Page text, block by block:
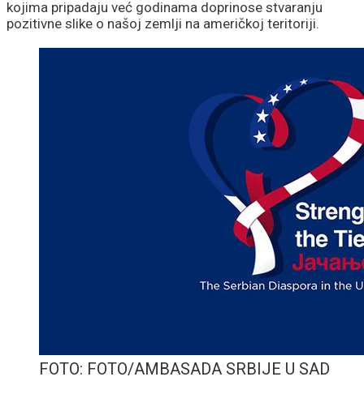
kojima pripadaju već godinama doprinose stvaranju
pozitivne slike o našoj zemlji na američkoj teritoriji.
FOTO: FOTO/AMBASADA SRBIJE U SAD